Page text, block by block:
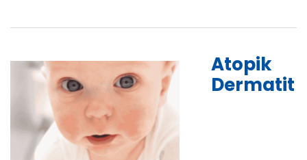
Atopik
Dermatit